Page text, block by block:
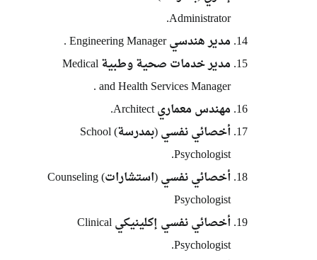
Administrator.
مدير هندسي Engineering Manager .
مدير خدمات صحية وطبية Medical
and Health Services Manager .
مهندس معماري Architect.
أخصائي نفسي (بمدرسة) School
Psychologist.
أخصائي نفسي (استشارات) Counseling
Psychologist
أخصائي نفسي إكلينيكي Clinical
Psychologist.